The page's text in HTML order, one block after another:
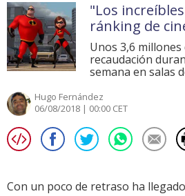
"Los
ránking de
Unos 3,6 millones
recaudación
semana en salas
Hugo Fernández
06/08/2018 | 00:00 CET
Con un poco de retraso ha